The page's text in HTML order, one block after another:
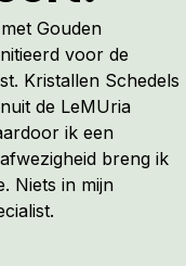
Gouden
voor de
Kristallen Schedels
de LeMUria
ik een
breng ik
Niets in mijn